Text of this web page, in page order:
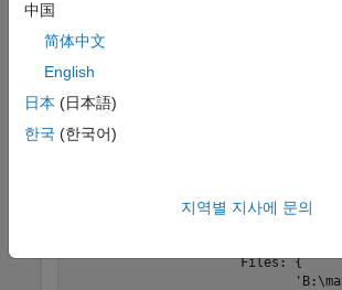
"MissingValue"
모든 경우의
                      Files: {
中国
简体中文
English
日本 (日本語)
한국 (한국어)
지역별 지사에 문의